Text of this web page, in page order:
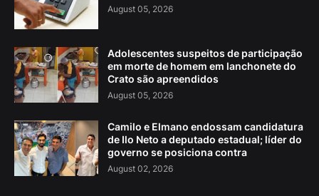
August 05, 2026
Adolescentes suspeitos de participação
em morte de homem em lanchonete do
Crato são apreendidos
August 05, 2026
Camilo e Elmano endossam candidatura
de Ilo Neto a deputado estadual; líder do
governo se posiciona contra
August 02, 2026